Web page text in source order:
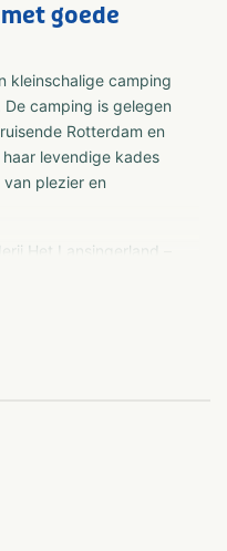
goede
kleinschalige camping
camping is gelegen
Rotterdam en
levendige kades
plezier en
Het Lansingerland –
kinderopvang,
voor zowel